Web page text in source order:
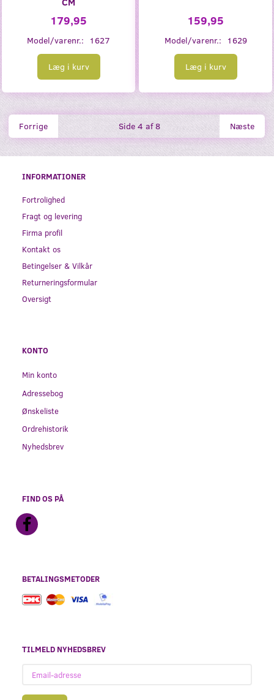
179,95
Model/varenr.: 1627
Læg i kurv
159,95
Model/varenr.: 1629
Læg i kurv
Forrige Side 4 af 8 Næste
INFORMATIONER
Fortrolighed
Fragt og levering
Firma profil
Kontakt os
Betingelser & Vilkår
Returneringsformular
Oversigt
KONTO
Min konto
Adressebog
Ønskeliste
Ordrehistorik
Nyhedsbrev
FIND OS PÅ
BETALINGSMETODER
TILMELD NYHEDSBREV
adresse